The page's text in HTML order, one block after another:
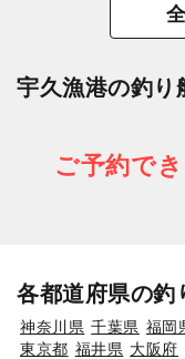
宇久漁港の釣り
ご予約で
各都道府県の釣
神奈川県 千葉県 福岡
東京都 福井県 大阪府